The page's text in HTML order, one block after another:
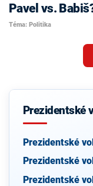
Pavel vs.
Téma: Politika
Prezidentské
Prezidentské
Prezidentské
Prezidentské